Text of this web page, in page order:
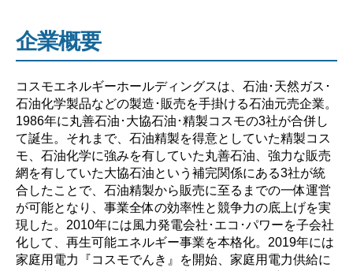
企業概要
コスモエネルギーホールディングスは、石油･天然ガス･
石油化学製品などの製造･販売を手掛ける石油元売企業。
1986年に丸善石油･大協石油･精製コスモの3社が合併し
て誕生。それまで、石油精製を得意としていた精製コス
モ、石油化学に強みを有していた丸善石油、強力な販売
網を有していた大協石油という補完関係にある3社が統
合したことで、石油精製から販売に至るまでの一体運営
が可能となり、事業全体の効率性と競争力の底上げを実
現した。2010年には風力発電会社･エコ･パワーを子会社
化して、再生可能エネルギー事業を本格化。2019年には
家庭用電力『コスモでんき』を開始、家庭用電力供給に